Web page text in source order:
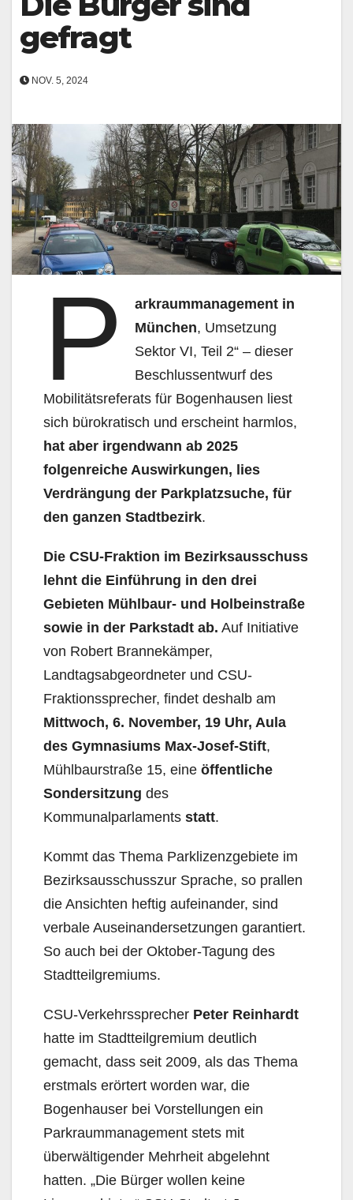
gefragt
NOV. 5, 2024
P
arkraummanagement in
München, Umsetzung
Sektor VI, Teil 2“ – dieser
Beschlussentwurf des
Mobilitätsreferats für Bogenhausen liest
sich bürokratisch und erscheint harmlos,
hat aber irgendwann ab 2025
folgenreiche Auswirkungen, lies
Verdrängung der Parkplatzsuche, für
den ganzen Stadtbezirk.
Die CSU-Fraktion im Bezirksausschuss
lehnt die Einführung in den drei
Gebieten Mühlbaur- und Holbeinstraße
sowie in der Parkstadt ab. Auf Initiative
von Robert Brannekämper,
Landtagsabgeordneter und CSU-
Fraktionssprecher, findet deshalb am
Mittwoch, 6. November, 19 Uhr, Aula
des Gymnasiums Max-Josef-Stift,
Mühlbaurstraße 15, eine öffentliche
Sondersitzung des
Kommunalparlaments statt.
Kommt das Thema Parklizenzgebiete im
Bezirksausschusszur Sprache, so prallen
die Ansichten heftig aufeinander, sind
verbale Auseinandersetzungen garantiert.
So auch bei der Oktober-Tagung des
Stadtteilgremiums.
CSU-Verkehrssprecher Peter Reinhardt
hatte im Stadtteilgremium deutlich
gemacht, dass seit 2009, als das Thema
erstmals erörtert worden war, die
Bogenhauser bei Vorstellungen ein
Parkraummanagement stets mit
überwältigender Mehrheit abgelehnt
hatten. „Die Bürger wollen keine